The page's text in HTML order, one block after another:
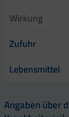
Wirkung
Zufuhr
Lebensmittel
Angaben über